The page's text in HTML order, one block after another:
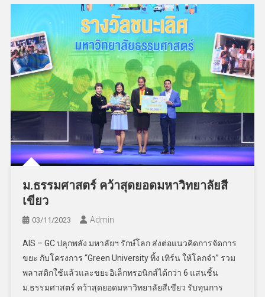
ม.ธรรมศาสตร์ คว้าสุดยอดมหาวิทยาลัยสี
เขียว
03/11/2023 Admin
AIS – GC ปลุกพลัง มหาลัยฯ รักษ์โลก ส่งต่อแนวคิดการจัดการ
ขยะ กับโครงการ “Green University ทิ้ง เทิร์น ให้โลกจำ” รวม
พลาสติกใช้แล้วและขยะอิเล็กทรอนิกส์ได้กว่า 6 แสนชิ้น
ม.ธรรมศาสตร์ คว้าสุดยอดมหาวิทยาลัยสีเขียว รับทุนการ